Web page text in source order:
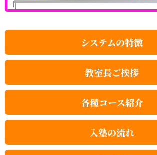
システムの特徴
教室長ご挨拶
各種コース紹介
入塾の流れ